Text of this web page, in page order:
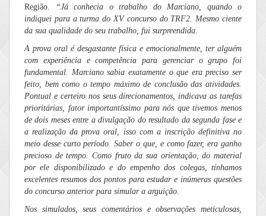
Região.
“Já conhecia o trabalho do Marciano, quando o
indiquei para a turma do XV concurso do TRF2. Mesmo ciente
da sua qualidade do seu trabalho, fui surpreendida.
A prova oral é desgastante física e emocionalmente, ter alguém
com experiência e competência para gerenciar o grupo foi
fundamental. Marciano sabia exatamente o que era preciso ser
feito, bem como o tempo máximo de conclusão das atividades.
Pontual e certeiro nos seus direcionamentos, indicava as tarefas
prioritárias, fator importantíssimo para nós que tivemos menos
de dois meses entre a divulgação do resultado da segunda fase e
a realização da prova oral, isso com a inscrição definitiva no
meio desse curto período. Saber o que, e como fazer, era ganho
precioso de tempo. Como fruto da sua orientação, do material
por ele disponibilizado e do empenho dos colegas, tínhamos
excelentes resumos dos pontos para estudar e inúmeras questões
do concurso anterior para simular a arguição.
Nos simulados, seus comentários e observações meticulosas,